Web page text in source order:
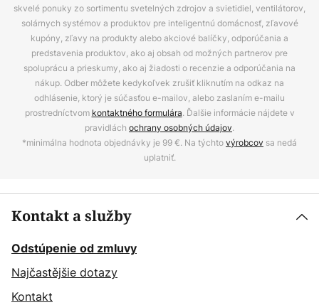
skvelé ponuky zo sortimentu svetelných zdrojov a svietidiel, ventilátorov,
solárnych systémov a produktov pre inteligentnú domácnosť, zľavové
kupóny, zľavy na produkty alebo akciové balíčky, odporúčania a
predstavenia produktov, ako aj obsah od možných partnerov pre
spoluprácu a prieskumy, ako aj žiadosti o recenzie a odporúčania na
nákup. Odber môžete kedykoľvek zrušiť kliknutím na odkaz na
odhlásenie, ktorý je súčasťou e-mailov, alebo zaslaním e-mailu
prostredníctvom kontaktného formulára. Ďalšie informácie nájdete v
pravidlách ochrany osobných údajov.
*minimálna hodnota objednávky je 99 €. Na týchtovýrobcov sa nedá
uplatniť.
Kontakt a služby
Odstúpenie od zmluvy
Najčastějšie dotazy
Kontakt